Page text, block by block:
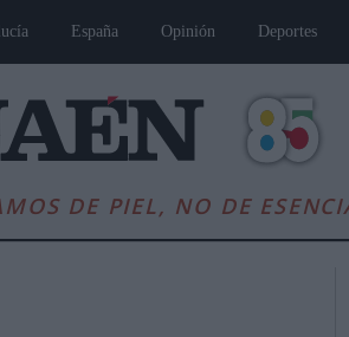
España Opinión Deportes
DE PIEL, NO DE